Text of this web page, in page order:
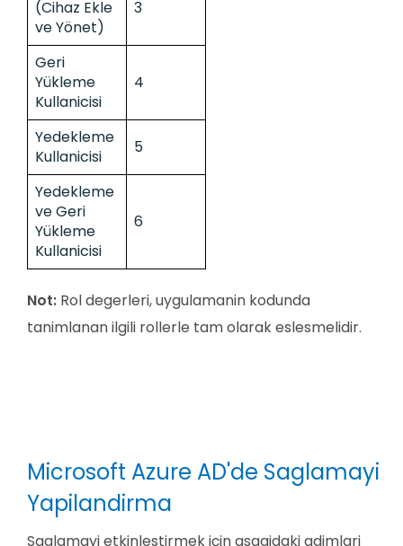
(Cihaz Ekle
ve Yönet)
3
Geri
Yükleme
Kullanicisi
4
Yedekleme
Kullanicisi
5
Yedekleme
ve Geri
Yükleme
Kullanicisi
6
Not: Rol degerleri, uygulamanin kodunda
tanimlanan ilgili rollerle tam olarak eslesmelidir.
Microsoft Azure AD'de Saglamayi
Yapilandirma
Saglamayi etkinlestirmek için asagidaki adimlari